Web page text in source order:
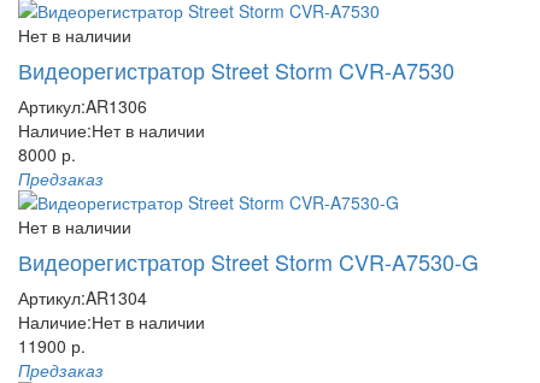
Нет в наличии
Видеорегистратор Street Storm CVR-A7530
Артикул:AR1306
Наличие:Нет в наличии
8000 р.
Предзаказ
Нет в наличии
Видеорегистратор Street Storm CVR-A7530-G
Артикул:AR1304
Наличие:Нет в наличии
11900 р.
Предзаказ